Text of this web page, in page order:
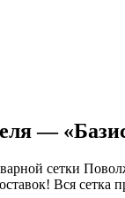
—
сетки
Вся